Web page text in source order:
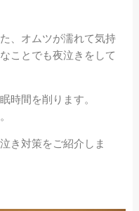
、オムツが濡れて気持
ことでも夜泣きをして
時間を削ります。
き対策をご紹介しま